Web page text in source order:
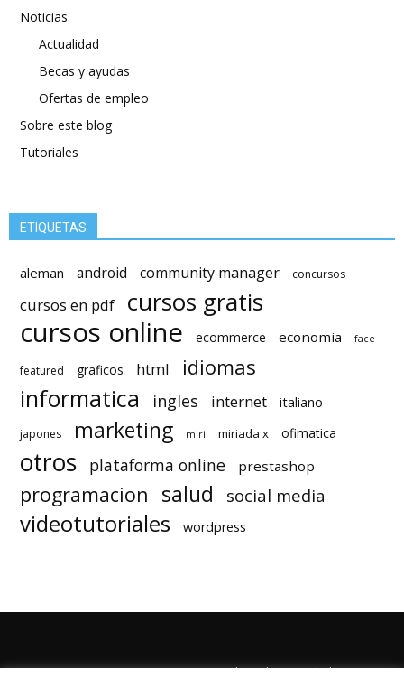
Noticias
Actualidad
Becas y ayudas
Ofertas de empleo
Sobre este blog
Tutoriales
ETIQUETAS
aleman android community manager concursos
cursos en pdf cursos gratis
cursos online ecommerce economia face
featured graficos html idiomas
informatica ingles internet italiano
japones marketing miri miriada x ofimatica
otros plataforma online prestashop
programacion salud social media
videotutoriales wordpress
Quienes Somos Autores Politica de Privacidad